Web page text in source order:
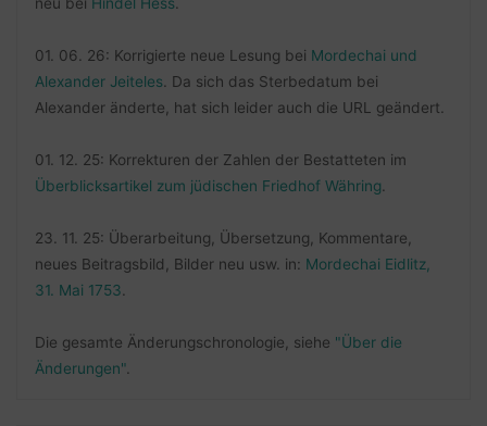
neu bei Hindel Hess.
01. 06. 26: Korrigierte neue Lesung bei Mordechai und
Alexander Jeiteles. Da sich das Sterbedatum bei
Alexander änderte, hat sich leider auch die URL geändert.
01. 12. 25: Korrekturen der Zahlen der Bestatteten im
Überblicksartikel zum jüdischen Friedhof Währing.
23. 11. 25: Überarbeitung, Übersetzung, Kommentare,
neues Beitragsbild, Bilder neu usw. in: Mordechai Eidlitz,
31. Mai 1753.
Die gesamte Änderungschronologie, siehe "Über die
Änderungen".